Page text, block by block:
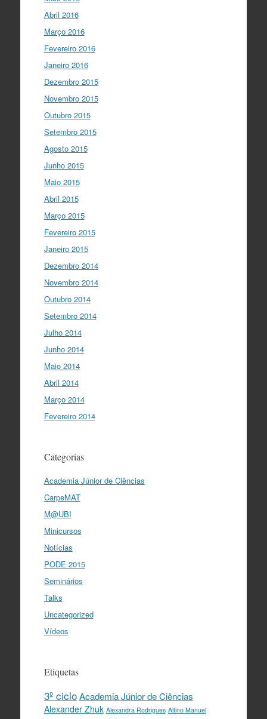
Abril 2016
Março 2016
Fevereiro 2016
Janeiro 2016
Dezembro 2015
Novembro 2015
Outubro 2015
Setembro 2015
Agosto 2015
Junho 2015
Maio 2015
Abril 2015
Março 2015
Fevereiro 2015
Janeiro 2015
Dezembro 2014
Novembro 2014
Outubro 2014
Setembro 2014
Julho 2014
Junho 2014
Maio 2014
Abril 2014
Março 2014
Fevereiro 2014
Categorias
Academia Júnior de Ciências
CarpeMAT
M@UBI
Minicursos
Notícias
PODE 2015
Seminários
Talks
Uncategorized
Vídeos
Etiquetas
3º ciclo Academia Júnior de Ciências
Alexander Zhuk Alexandra Rodrigues Altino Manuel